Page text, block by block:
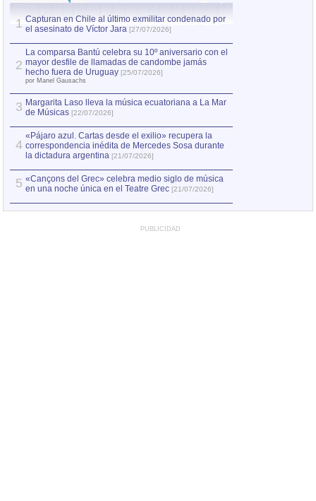
1 Capturan en Chile al último exmilitar condenado por
el asesinato de Víctor Jara [27/07/2026]
2
La comparsa Bantú celebra su 10º aniversario con el
mayor desfile de llamadas de candombe jamás
hecho fuera de Uruguay [25/07/2026]
por Manel Gausachs
3 Margarita Laso lleva la música ecuatoriana a La Mar
de Músicas [22/07/2026]
4
«Pájaro azul. Cartas desde el exilio» recupera la
correspondencia inédita de Mercedes Sosa durante
la dictadura argentina [21/07/2026]
5 «Cançons del Grec» celebra medio siglo de música
en una noche única en el Teatre Grec [21/07/2026]
PUBLICIDAD